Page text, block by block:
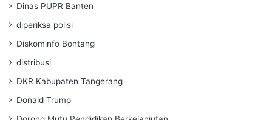
Dinas PUPR Banten
diperiksa polisi
Diskominfo Bontang
distribusi
DKR Kabupaten Tangerang
Donald Trump